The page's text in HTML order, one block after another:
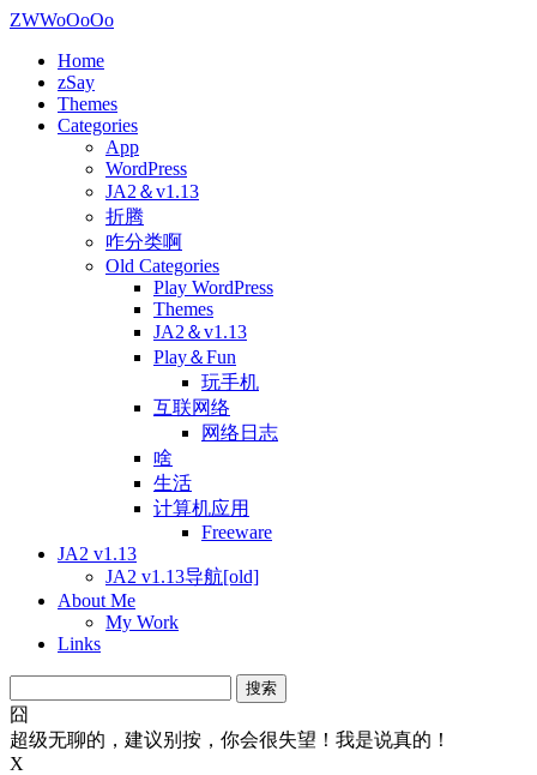
ZWWoOoOo
Home
zSay
Themes
Categories
App
WordPress
JA2＆v1.13
折腾
咋分类啊
Old Categories
Play WordPress
Themes
JA2＆v1.13
Play＆Fun
玩手机
互联网络
网络日志
啥
生活
计算机应用
Freeware
JA2 v1.13
JA2 v1.13导航[old]
About Me
My Work
Links
索：
囧
超级无聊的，建议别按，你会很失望！我是说真的！
X